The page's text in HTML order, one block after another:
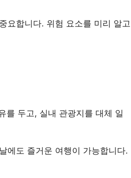
요합니다. 위험 요소를 미리 알고
를 두고, 실내 관광지를 대체 일
에도 즐거운 여행이 가능합니다.